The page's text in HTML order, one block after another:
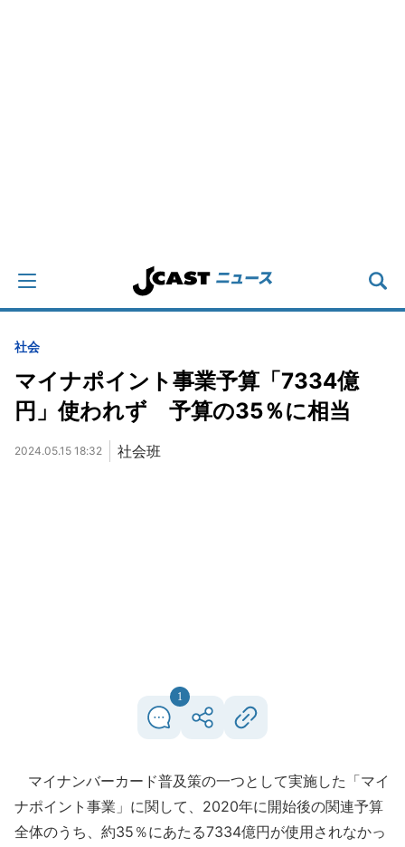
社会
マイナポイント事業予算「7334億
円」使われず 予算の35％に相当
2024.05.15 18:32 社会班
1
マイナンバーカード普及策の一つとして実施した「マイ
ナポイント事業」に関して、2020年に開始後の関連予算
全体のうち、約35％にあたる7334億円が使用されなかっ